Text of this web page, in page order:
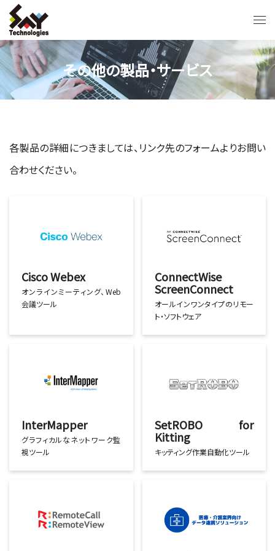
その他の製品・サービス
各製品の詳細につきましては、リンク先のフォームよりお問い
合わせください。
Cisco Webex
オンラインミーティング、Web
会議ツール
ConnectWise
ScreenConnect
オールインワンタイプのリモー
ト・ソフトウェア
InterMapper
グラフィカルなネットワーク監
視ツール
SetROBO for
Kitting
キッティング作業自動化ツール